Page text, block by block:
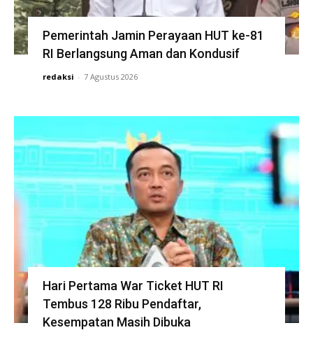
Pemerintah Jamin Perayaan HUT ke-81
RI Berlangsung Aman dan Kondusif
redaksi - 7 Agustus 2026
Hari Pertama War Ticket HUT RI
Tembus 128 Ribu Pendaftar,
Kesempatan Masih Dibuka